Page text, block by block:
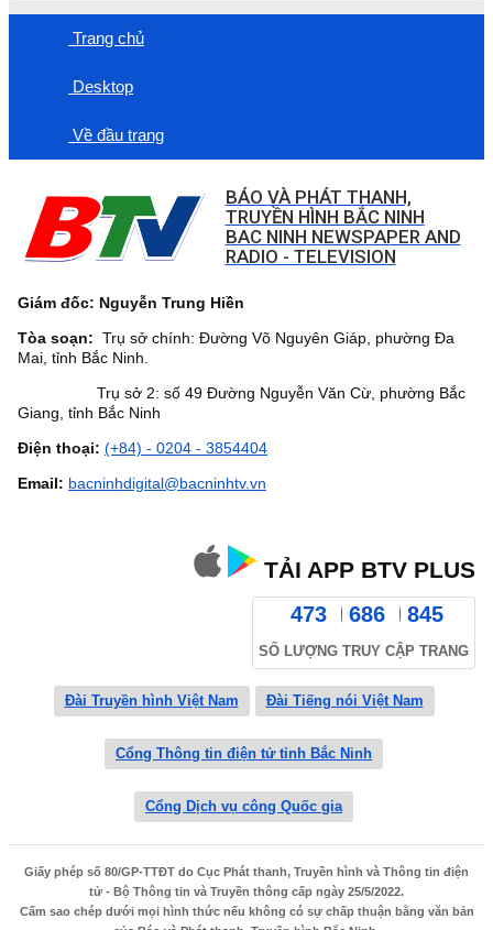
Trang chủ
Desktop
Về đầu trang
BÁO VÀ PHÁT THANH,
TRUYỀN HÌNH BẮC NINH
BAC NINH NEWSPAPER AND
RADIO - TELEVISION
Giám đốc: Nguyễn Trung Hiền
Tòa soạn: Trụ sở chính: Đường Võ Nguyên Giáp, phường Đa
Mai, tỉnh Bắc Ninh.
Trụ sở 2: số 49 Đường Nguyễn Văn Cừ, phường Bắc
Giang, tỉnh Bắc Ninh
Điện thoại: (+84) - 0204 - 3854404
Email: bacninhdigital@bacninhtv.vn
TẢI APP BTV PLUS
473 686 845
SỐ LƯỢNG TRUY CẬP TRANG
Đài Truyền hình Việt Nam Đài Tiếng nói Việt Nam
Cổng Thông tin điện tử tỉnh Bắc Ninh
Cổng Dịch vụ công Quốc gia
Giấy phép số 80/GP-TTĐT do Cục Phát thanh, Truyền hình và Thông tin điện
tử - Bộ Thông tin và Truyền thông cấp ngày 25/5/2022.
Cấm sao chép dưới mọi hình thức nếu không có sự chấp thuận bằng văn bản